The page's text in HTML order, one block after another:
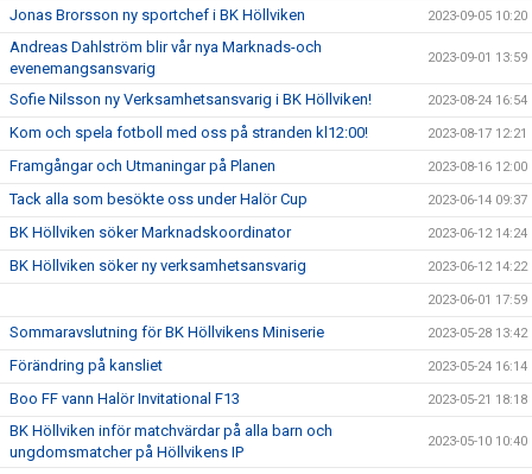
Jonas Brorsson ny sportchef i BK Höllviken 2023-09-05 10:20
Andreas Dahlström blir vår nya Marknads-och
evenemangsansvarig
2023-09-01 13:59
Sofie Nilsson ny Verksamhetsansvarig i BK Höllviken! 2023-08-24 16:54
Kom och spela fotboll med oss på stranden kl12:00! 2023-08-17 12:21
Framgångar och Utmaningar på Planen 2023-08-16 12:00
Tack alla som besökte oss under Halör Cup 2023-06-14 09:37
BK Höllviken söker Marknadskoordinator 2023-06-12 14:24
BK Höllviken söker ny verksamhetsansvarig 2023-06-12 14:22
2023-06-01 17:59
Sommaravslutning för BK Höllvikens Miniserie 2023-05-28 13:42
Förändring på kansliet 2023-05-24 16:14
Boo FF vann Halör Invitational F13 2023-05-21 18:18
BK Höllviken inför matchvärdar på alla barn och
ungdomsmatcher på Höllvikens IP
2023-05-10 10:40